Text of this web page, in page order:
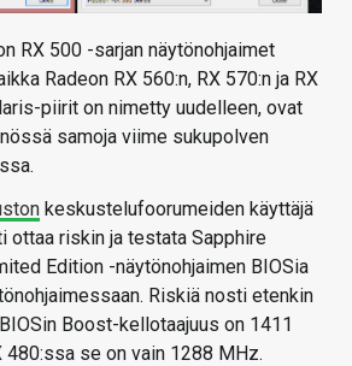
RX 500 -sarjan näytönohjaimet
Radeon RX 560:n, RX 570:n ja RX
piirit on nimetty uudelleen, ovat
samoja viime sukupolven
keskustelufoorumeiden käyttäjä
ottaa riskin ja testata Sapphire
Edition -näytönohjaimen BIOSia
Riskiä nosti etenkin
Boost-kellotaajuus on 1411
480:ssa se on vain 1288 MHz.